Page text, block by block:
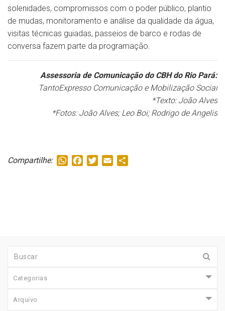
solenidades, compromissos com o poder público, plantio
de mudas, monitoramento e análise da qualidade da água,
visitas técnicas guiadas, passeios de barco e rodas de
conversa fazem parte da programação.
Assessoria de Comunicação do CBH do Rio Pará:
TantoExpresso Comunicação e Mobilização Social
*Texto: João Alves
*Fotos: João Alves; Leo Boi; Rodrigo de Angelis
Compartilhe: WhatsApp
FacebookTwitterEmail
Categorias
Arquivo